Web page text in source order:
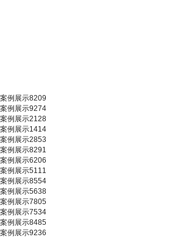
案例展示8209
案例展示9274
案例展示2128
案例展示1414
案例展示2853
案例展示8291
案例展示6206
案例展示5111
案例展示8554
案例展示5638
案例展示7805
案例展示7534
案例展示8485
案例展示9236